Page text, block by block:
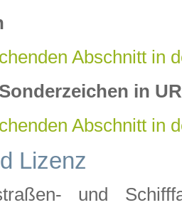
Abschnitt in
in
Abschnitt in
Lizenz
und